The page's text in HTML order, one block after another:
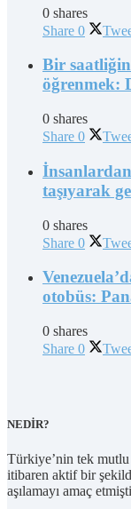
0 shares
Share 0
Bir
öğrenmek:
0 shares
Share 0
taşıyarak
0 shares
Share 0
otobüs:
0 shares
Share 0
NEDİR?
Türkiye’nin tek
itibaren aktif bir
aşılamayı amaç